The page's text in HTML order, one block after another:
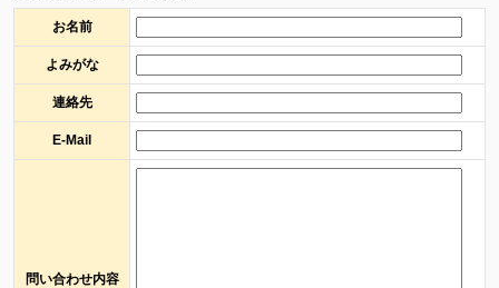
お名前
よみがな
連絡先
E-Mail
問い合わせ内容